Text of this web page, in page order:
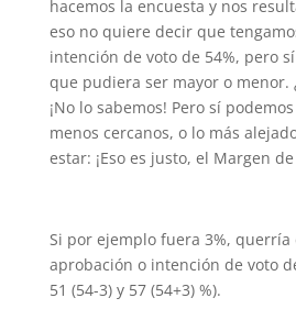
hacemos la encuesta y nos
eso no quiere decir que
intención de voto de 54%, pero
que pudiera ser mayor o menor.
¡No lo sabemos! Pero sí
menos cercanos, o lo más
estar: ¡Eso es justo, el Margen
Si por ejemplo fuera 3%, querría
aprobación o intención de voto
51 (54-3) y 57 (54+3) %).